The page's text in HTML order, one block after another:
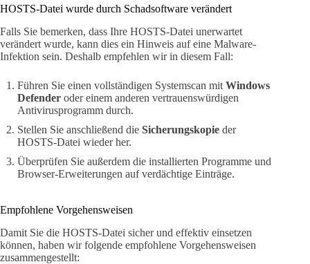
HOSTS-Datei wurde durch Schadsoftware verändert
Falls Sie bemerken, dass Ihre HOSTS-Datei unerwartet
verändert wurde, kann dies ein Hinweis auf eine Malware-
Infektion sein. Deshalb empfehlen wir in diesem Fall:
Führen Sie einen vollständigen Systemscan mit Windows
Defender oder einem anderen vertrauenswürdigen
Antivirusprogramm durch.
Stellen Sie anschließend die Sicherungskopie der
HOSTS-Datei wieder her.
Überprüfen Sie außerdem die installierten Programme und
Browser-Erweiterungen auf verdächtige Einträge.
Empfohlene Vorgehensweisen
Damit Sie die HOSTS-Datei sicher und effektiv einsetzen
können, haben wir folgende empfohlene Vorgehensweisen
zusammengestellt: